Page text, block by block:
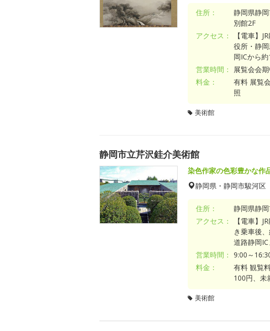
住所：
静岡県静
別館2F
アクセス：
【電車】
役所・静
岡ICから
営業時間：
展覧会会
料金：
有料 展覧
照
美術館
静岡市立芹沢銈介美術館
染色作家の色彩豊かな作
静岡県・静岡市駿河区
住所：
静岡県静
アクセス：
【電車】
き乗車後
道路静岡
営業時間： 9:00～
料金：
有料 観覧
100円、未
美術館